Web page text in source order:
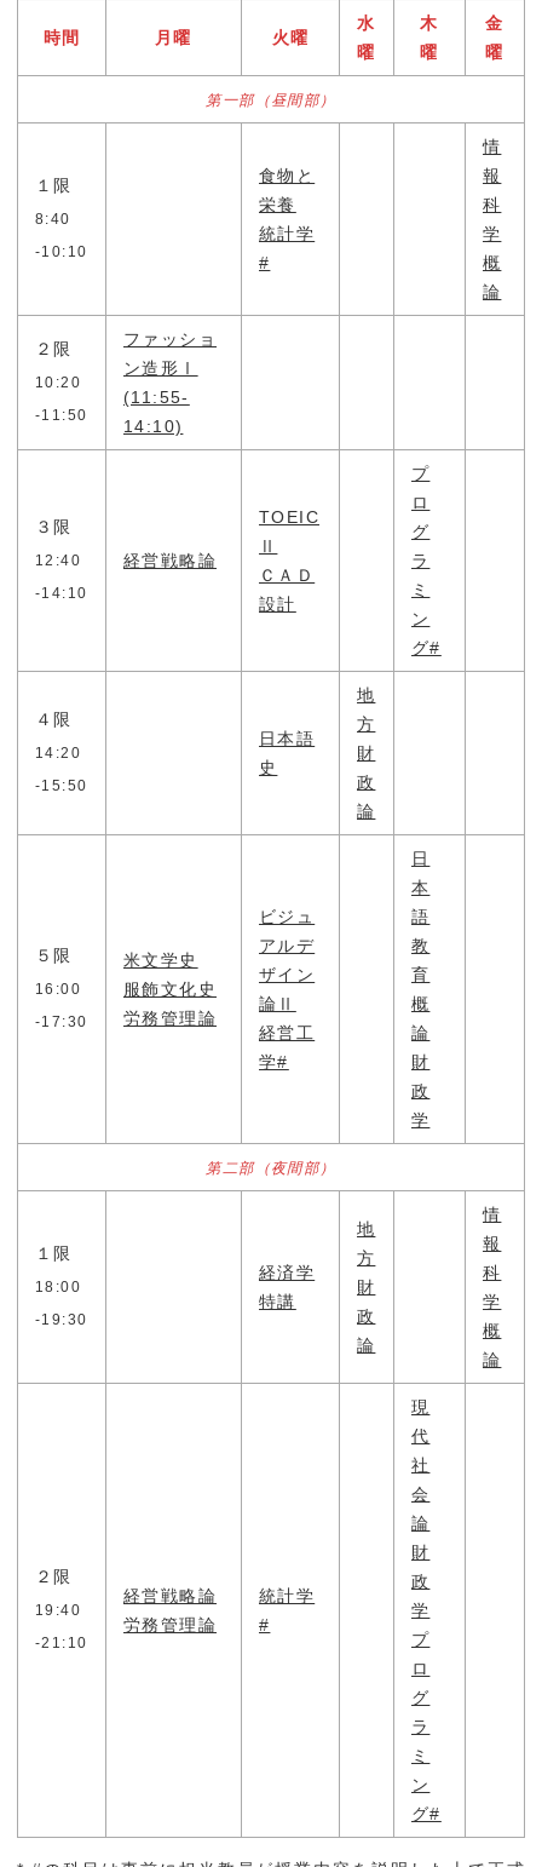
企業の方へ
IT活用人材育成プログ
ラム(K-IT@kentan)
在学生の方へ
鹿児島県立短期大学の基
情報の公表・公開
教育情報の公表 認証評価
サイトマップ
時間 月曜 火曜
水
曜
木
曜
金
曜
第一部（昼間部）
１限
8:40
-10:10
食物と
栄養
統計学
#
情
報
科
学
概
論
２限
10:20
-11:50
ファッショ
ン造形Ⅰ
(11:55-
14:10)
３限
12:40
-14:10
経営戦略論
TOEIC
Ⅱ
ＣＡＤ
設計
プ
ロ
グ
ラ
ミ
ン
グ#
４限
14:20
-15:50
日本語
史
地
方
財
政
論
５限
16:00
-17:30
米文学史
服飾文化史
労務管理論
ビジュ
アルデ
ザイン
論Ⅱ
経営工
学#
日
本
語
教
育
概
論
財
政
学
第二部（夜間部）
１限
18:00
-19:30
経済学
特講
地
方
財
政
論
情
報
科
学
概
論
２限
19:40
-21:10
経営戦略論
労務管理論
統計学
#
現
代
社
会
論
財
政
学
プ
ロ
グ
ラ
ミ
ン
グ#